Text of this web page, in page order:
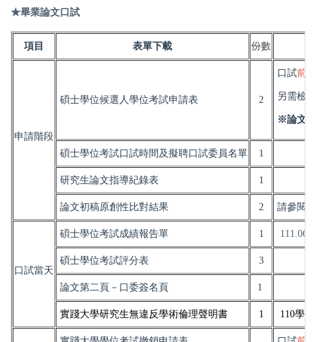
★畢業論文口試
項目 表單下載 份數
申請階段
碩士學位候選人學位考試申請表 2
口試前
另需檢
※論文
碩士學位考試口試時間及擬聘口試委員名單 1
研究生論文指導紀錄表 1
論文初稿原創性比對結果 2 請參閱
口試當天
碩士學位考試成績報告單 1
碩士學位考試評分表 3
論文第二頁－口委簽名頁 1
實踐大學研究生無違反學術倫理聲明書 1 110學